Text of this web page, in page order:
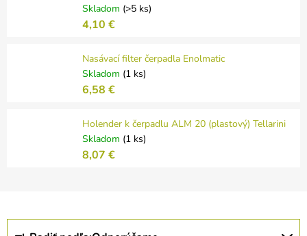
Skladom (>5 ks)
4,10 €
Nasávací filter čerpadla Enolmatic
Skladom (1 ks)
6,58 €
Holender k čerpadlu ALM 20 (plastový) Tellarini
Skladom (1 ks)
8,07 €
R